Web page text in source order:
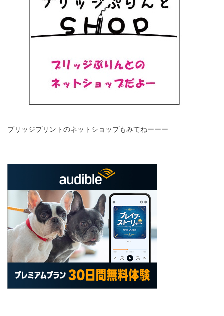
ブリッジプリントのネットショップもみてねーーー